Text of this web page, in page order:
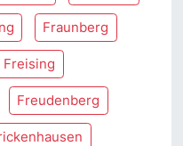
Fraunberg
Freising
Freudenberg